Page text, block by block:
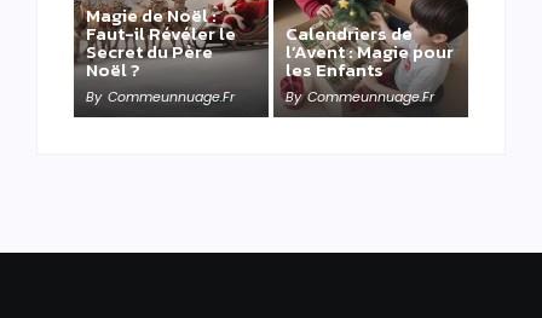
Magie de Noël :
Faut-il Révéler le
Secret du Père
Noël ?
By Commeunnuage.fr
Calendriers de
l’Avent : Magie pour
les Enfants
By Commeunnuage.fr